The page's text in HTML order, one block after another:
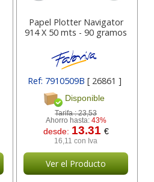
Papel Plotter Navigator
914 X 50 mts - 90 gramos
Ref: 7910509B [ 26861 ]
Disponible
Tarifa :23,53
Ahorro hasta: 43%
desde: 13.31 €
16,11 con Iva
Ver el Producto